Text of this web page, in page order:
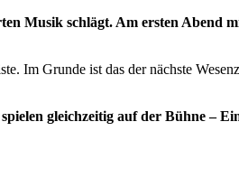
Musik schlägt. Am ersten Abend
Im Grunde ist das der nächste
gleichzeitig auf der Bühne –